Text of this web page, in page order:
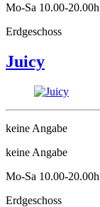
Mo-Sa 10.00-20.00h
Erdgeschoss
Juicy
keine Angabe
keine Angabe
Mo-Sa 10.00-20.00h
Erdgeschoss